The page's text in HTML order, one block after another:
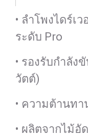
• ลำโพงไดร์เ
ระดับ Pro
• รองรับกำลัง
วัตต์)
• ความต้านทา
• ผลิตจากไม้อั